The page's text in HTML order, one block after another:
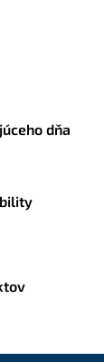
dňa